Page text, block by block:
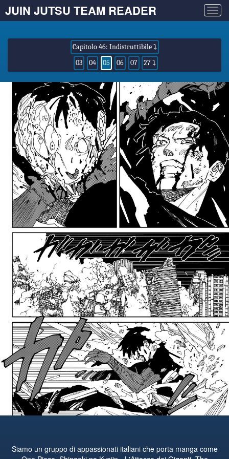
JUIN JUTSU TEAM READER
Capitolo 46: Indistruttibile ⤵
03
04 05 06 07 27 ⤵
Siamo un gruppo di appassionati italiani che porta manga come